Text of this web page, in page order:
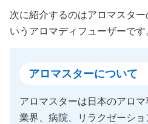
次に紹介するのはアロマスタ
いうアロマディフューザーです
アロマスターについて
アロマスターは日本のアロ
業界、病院、リラクゼーシ